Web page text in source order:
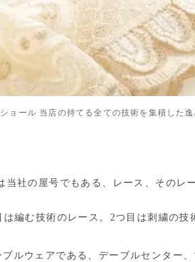
ョール 当店の持てる全ての技術を集積した逸
社の屋号でもある、レース、そのレ
編む技術のレース。2つ目は刺繍の技
ルウェアである、デーブルセンター